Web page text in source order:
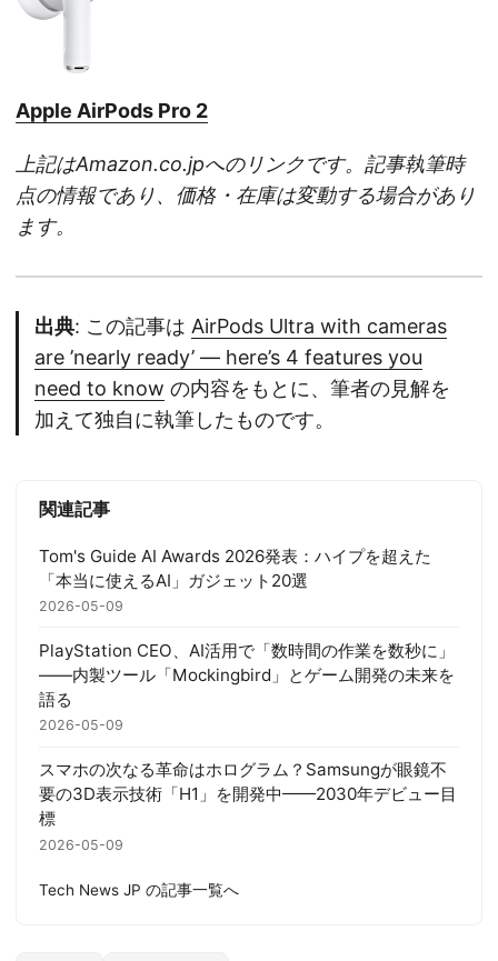
Apple AirPods Pro 2
上記はAmazon.co.jpへのリンクです。記事執筆時
点の情報であり、価格・在庫は変動する場合があり
ます。
出典: この記事は AirPods Ultra with cameras
are ’nearly ready’ — here’s 4 features you
need to know の内容をもとに、筆者の見解を
加えて独自に執筆したものです。
関連記事
Tom's Guide AI Awards 2026発表：ハイプを超えた
「本当に使えるAI」ガジェット20選
2026-05-09
PlayStation CEO、AI活用で「数時間の作業を数秒に」
——内製ツール「Mockingbird」とゲーム開発の未来を
語る
2026-05-09
スマホの次なる革命はホログラム？Samsungが眼鏡不
要の3D表示技術「H1」を開発中——2030年デビュー目
標
2026-05-09
Tech News JP の記事一覧へ